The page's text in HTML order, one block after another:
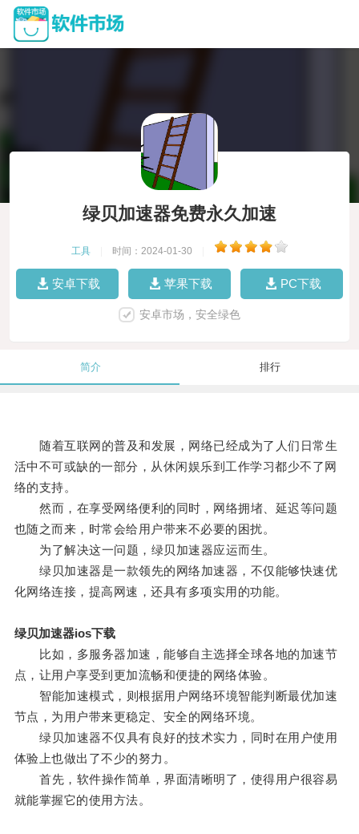
绿贝加速器免费永久加速
工具 时间：2024-01-30
安卓下载 苹果下载 PC下载
安卓市场，安全绿色
简介 排行
随着互联网的普及和发展，网络已经成为了人们日常生
活中不可或缺的一部分，从休闲娱乐到工作学习都少不了网
络的支持。
然而，在享受网络便利的同时，网络拥堵、延迟等问题
也随之而来，时常会给用户带来不必要的困扰。
为了解决这一问题，绿贝加速器应运而生。
绿贝加速器是一款领先的网络加速器，不仅能够快速优
化网络连接，提高网速，还具有多项实用的功能。
绿贝加速器ios下载
比如，多服务器加速，能够自主选择全球各地的加速节
点，让用户享受到更加流畅和便捷的网络体验。
智能加速模式，则根据用户网络环境智能判断最优加速
节点，为用户带来更稳定、安全的网络环境。
绿贝加速器不仅具有良好的技术实力，同时在用户使用
体验上也做出了不少的努力。
首先，软件操作简单，界面清晰明了，使得用户很容易
就能掌握它的使用方法。